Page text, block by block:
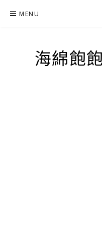
MENU
海綿飽